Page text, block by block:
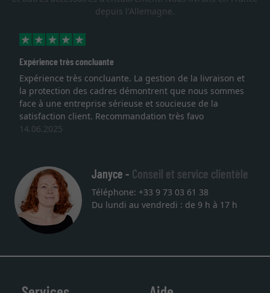
depuis l'Allemagne.
très concluante
très concluante. La gestion de la livraison et
des cadres démontrent que nous sommes
à une entreprise sérieuse et soucieuse de la
client. Recommandation très favo
Janyce - Conseil et service clientèle
Téléphone: +33 9 73 03 61 38